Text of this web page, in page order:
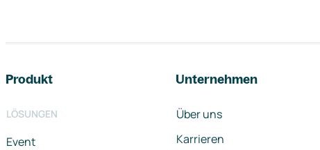
Produkt
LÖSUNGEN
Event
Unternehmen
Über uns
Karrieren